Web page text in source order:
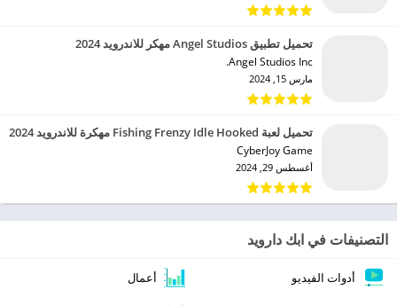
تحميل تطبيق Angel Studios مهكر للاندرويد 2024
Angel Studios Inc.‏
مارس 15, 2024
تحميل لعبة Fishing Frenzy Idle Hooked مهكرة للاندرويد 2024
CyberJoy Game‏
أغسطس 29, 2024
التصنيفات في ابك دارويد
أدوات الفيديو أعمال